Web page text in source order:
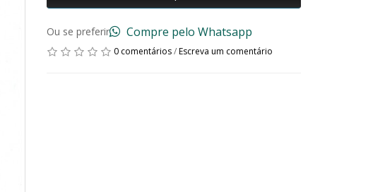
Ou se preferir Compre pelo Whatsapp
0 comentários/Escreva um comentário